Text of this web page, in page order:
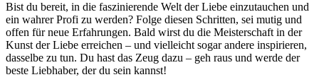
Bist du bereit, in die faszinierende Welt der Liebe einzutauchen und
ein wahrer Profi zu werden? Folge diesen Schritten, sei mutig und
offen für neue Erfahrungen. Bald wirst du die Meisterschaft in der
Kunst der Liebe erreichen – und vielleicht sogar andere inspirieren,
dasselbe zu tun. Du hast das Zeug dazu – geh raus und werde der
beste Liebhaber, der du sein kannst!